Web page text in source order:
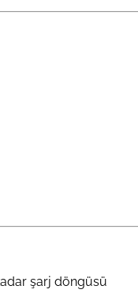
şarj döngüsü